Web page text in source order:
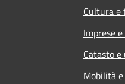
Cultura e
Imprese
Catasto
Mobilità